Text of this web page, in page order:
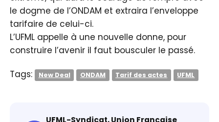
le dogme de l’ONDAM et extraira l’enveloppe
tarifaire de celui-ci.
L’UFML appelle à une nouvelle donne, pour
construire l’avenir il faut bousculer le passé.
Tags: New Deal ONDAM Tarif des actes UFML
UFML-Syndicat, Union Française